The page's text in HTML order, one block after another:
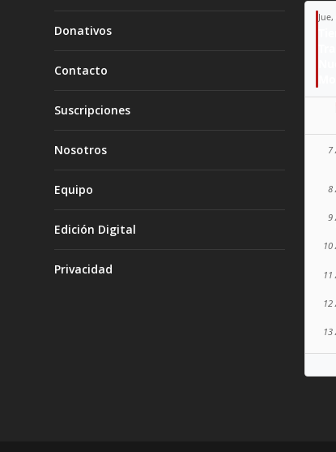
Donativos
Contacto
Suscripciones
Nosotros
Equipo
Edición Digital
Privacidad
7
8
9
10
11
12
13